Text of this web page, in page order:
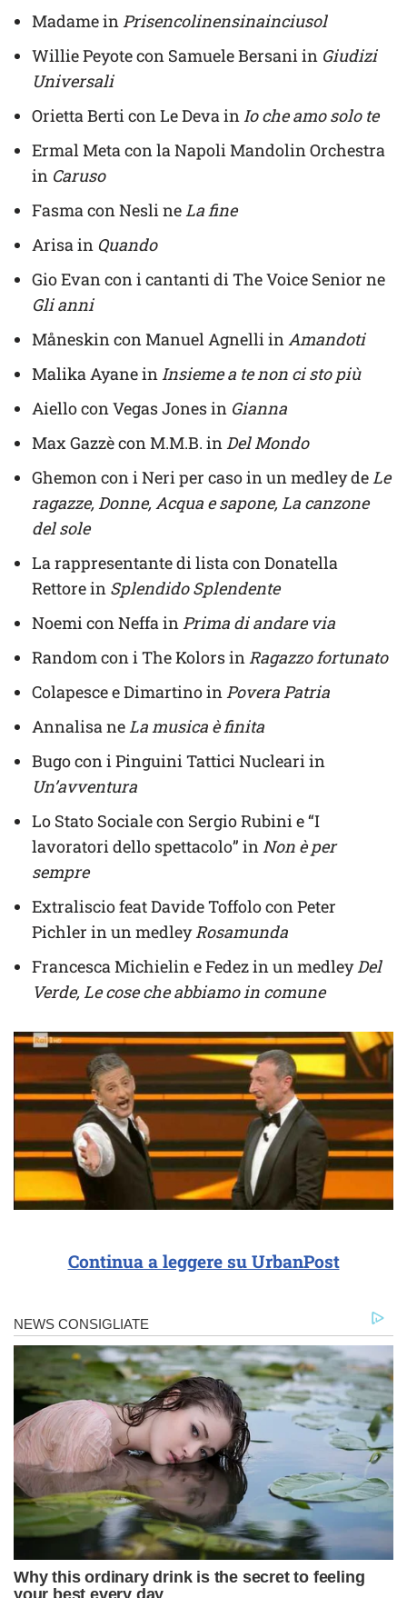
Madame inPrisencolinensinainciusol
Willie Peyote con Samuele Bersani in Giudizi
Universali
Orietta Berti con Le Deva inIo che amo solo te
Ermal Meta con la Napoli Mandolin Orchestra
in Caruso
Fasma con Nesli neLa fine
Arisa in Quando
Gio Evan con i cantanti di The Voice Senior ne
Gli anni
Måneskin con Manuel Agnelli inAmandoti
Malika Ayane inInsieme a te non ci sto più
Aiello con Vegas Jones in Gianna
Max Gazzè con M.M.B. inDel Mondo
Ghemon con i Neri per caso in un medley deLe
ragazze, Donne, Acqua e sapone, La canzone
del sole
La rappresentante di lista con Donatella
Rettore in Splendido Splendente
Noemi con Neffa inPrima di andare via
Random con i The Kolors inRagazzo fortunato
Colapesce e Dimartino inPovera Patria
Annalisa neLa musica è finita
Bugo con i Pinguini Tattici Nucleari in
Un’avventura
Lo Stato Sociale con Sergio Rubini e “I
lavoratori dello spettacolo” inNon è per
sempre
Extraliscio feat Davide Toffolo con Peter
Pichler in un medleyRosamunda
Francesca Michielin e Fedez in un medleyDel
Verde, Le cose che abbiamo in comune
Continua a leggere su UrbanPost